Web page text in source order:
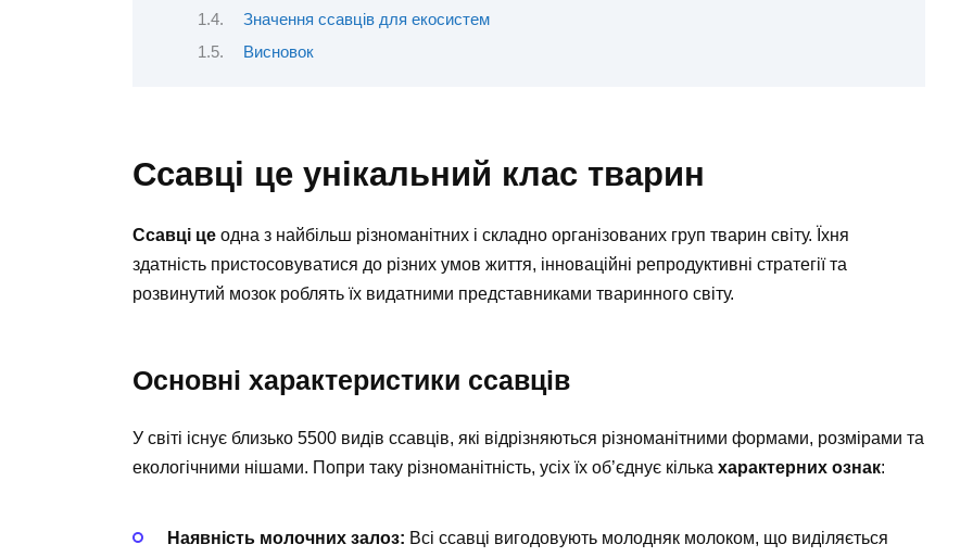
Значення ссавців для екосистем
Висновок
Ссавці це унікальний клас тварин
Ссавці це одна з найбільш різноманітних і складно організованих груп тварин світу. Їхня
здатність пристосовуватися до різних умов життя, інноваційні репродуктивні стратегії та
розвинутий мозок роблять їх видатними представниками тваринного світу.
Основні характеристики ссавців
У світі існує близько 5500 видів ссавців, які відрізняються різноманітними формами, розмірами та
екологічними нішами. Попри таку різноманітність, усіх їх об’єднує кілька характерних ознак:
Наявність молочних залоз: Всі ссавці вигодовують молодняк молоком, що виділяється